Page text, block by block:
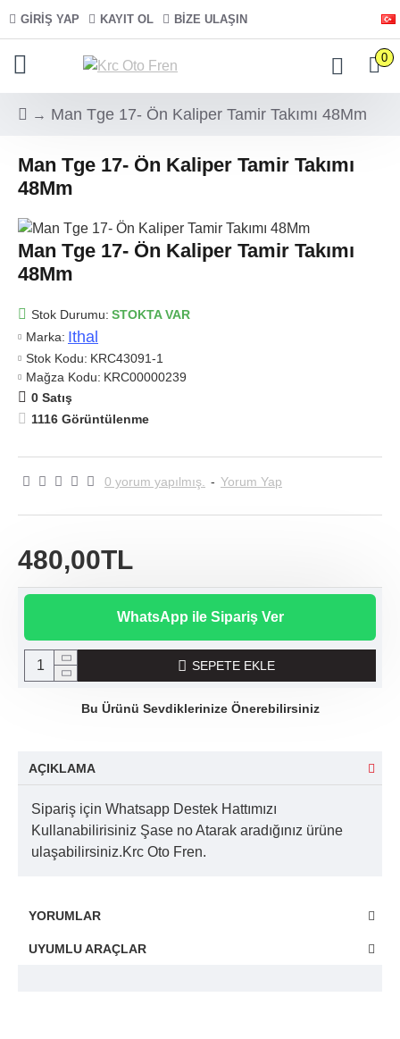
GIRIŞ YAP KAYIT OL BIZE ULAŞIN
0
Man Tge 17- Ön Kaliper Tamir Takımı 48Mm
Man Tge 17- Ön Kaliper Tamir Takımı
48Mm
Man Tge 17- Ön Kaliper Tamir Takımı
48Mm
Stok Durumu: STOKTA VAR
Marka: Ithal
Stok Kodu: KRC43091-1
Mağza Kodu: KRC00000239
0 Satış
1116 Görüntülenme
0 yorum yapılmış. - Yorum Yap
480,00TL
WhatsApp ile Sipariş Ver
SEPETE EKLE
Bu Ürünü Sevdiklerinize Önerebilirsiniz
AÇIKLAMA
Sipariş için Whatsapp Destek Hattımızı
Kullanabilirisiniz Şase no Atarak aradığınız ürüne
ulaşabilirsiniz.Krc Oto Fren.
YORUMLAR
UYUMLU ARAÇLAR